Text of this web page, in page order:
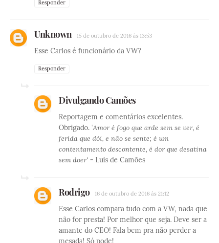
Responder
Unknown 15 de outubro de 2016 às 13:53
Esse Carlos é funcionário da VW?
Responder
Divulgando Camões
Reportagem e comentários excelentes.
Obrigado. 'Amor é fogo que arde sem se ver, é
ferida que dói, e não se sente; é um
contentamento descontente, é dor que desatina
sem doer' - Luis de Camões
Rodrigo 16 de outubro de 2016 às 21:12
Esse Carlos compara tudo com a VW, nada que
não for presta! Por melhor que seja. Deve ser a
amante do CEO! Fala bem pra não perder a
mesada! Só pode!